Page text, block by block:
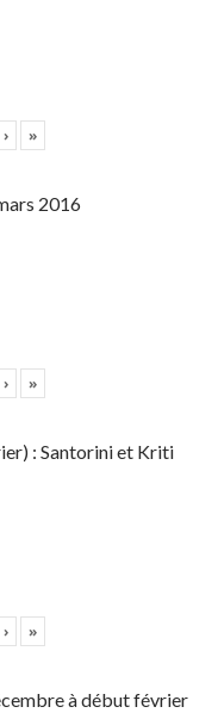
› »
2016
› »
: Santorini et Kriti
› »
à début février